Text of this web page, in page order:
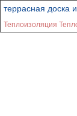
террасная доска
Теплоизоляция